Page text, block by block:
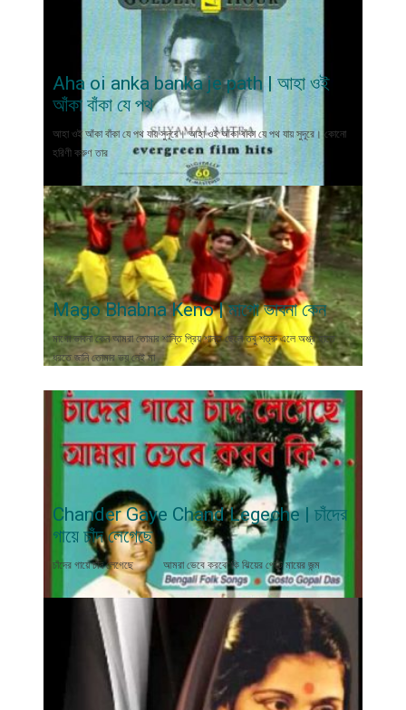
Aha oi anka banka je path | আহা ওই
আঁকা বাঁকা যে পথ
আহা ওই আঁকা বাঁকা যে পথ যায় সুদূরে। আহা ওই আঁকা বাঁকা যে পথ যায় সুদূরে। কোনো
হরিণী করুণ তার
Mago Bhabna Keno | মাগো ভাবনা কেন
মাগো ভাবনা কেন আমরা তোমার শান্তি প্রিয় শান্ত ছেলে তবু শত্রু এলে অশ্ত্র হাতে
ধরতে জানি তোমার ভয় নেই মা
Chander Gaye Chand Legeche | চাঁদের
গায়ে চাঁদ লেগেছে
চাঁদের গায়ে চাঁদ লেগেছে আমরা ভেবে করবো কি ঝিয়ের পেটে মায়ের জন্ম